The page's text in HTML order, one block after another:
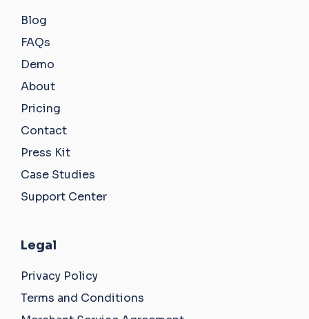
Blog
FAQs
Demo
About
Pricing
Contact
Press Kit
Case Studies
Support Center
Legal
Privacy Policy
Terms and Conditions